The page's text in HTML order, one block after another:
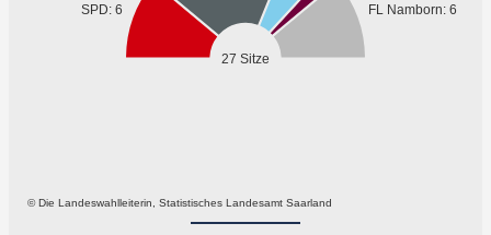
27 Sitze
SPD: 6 FL Namborn: 6
© Die Landeswahlleiterin, Statistisches Landesamt Saarland